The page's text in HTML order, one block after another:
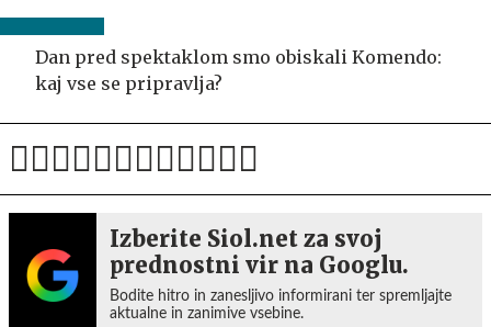
Dan pred spektaklom smo obiskali Komendo:
kaj vse se pripravlja?
Izberite Siol.net za svoj
prednostni vir na Googlu.
Bodite hitro in zanesljivo informirani ter spremljajte
aktualne in zanimive vsebine.